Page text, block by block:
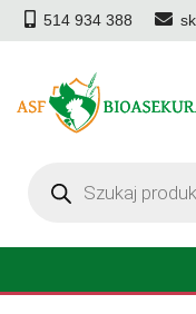
514 934 388
produktów